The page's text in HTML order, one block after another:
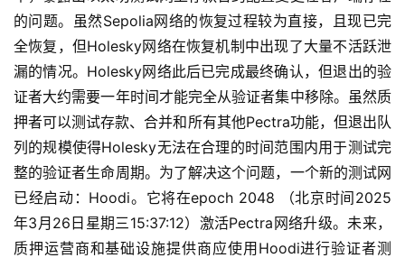
行
情
交
易
所
虚
拟
卡
的问题。虽然Sepolia网络的恢复过程较为直接，且现已完
全恢复，但Holesky网络在恢复机制中出现了大量不活跃泄
漏的情况。Holesky网络此后已完成最终确认，但退出的验
证者大约需要一年时间才能完全从验证者集中移除。虽然质
押者可以测试存款、合并和所有其他Pectra功能，但退出队
列的规模使得Holesky无法在合理的时间范围内用于测试完
整的验证者生命周期。为了解决这个问题，一个新的测试网
已经启动：Hoodi。它将在epoch 2048 （北京时间2025
年3月26日星期三15:37:12）激活Pectra网络升级。未来，
质押运营商和基础设施提供商应使用Hoodi进行验证者测